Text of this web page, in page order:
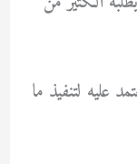
عليه لتنفيذ ما